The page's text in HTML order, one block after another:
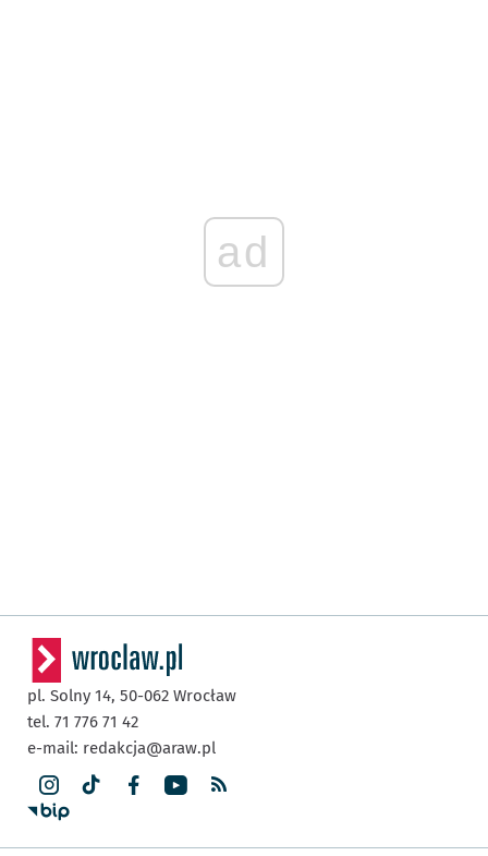
ad
pl. Solny 14, 50-062 Wrocław
tel. 71 776 71 42
e-mail: redakcja@araw.pl